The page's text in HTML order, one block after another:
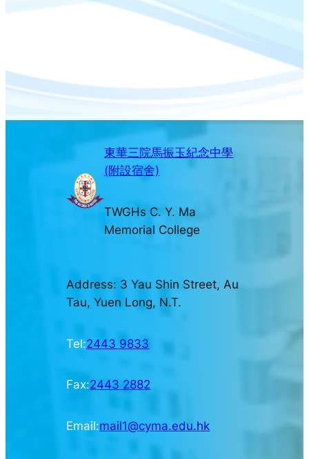
東華三院馬振玉紀念中學
(附設宿舍)
TWGHs C. Y. Ma
Memorial College
Address: 3 Yau Shin Street, Au
Tau, Yuen Long, N.T.
Tel:2443 9833
Fax:2443 2882
Email:mail1@cyma.edu.hk